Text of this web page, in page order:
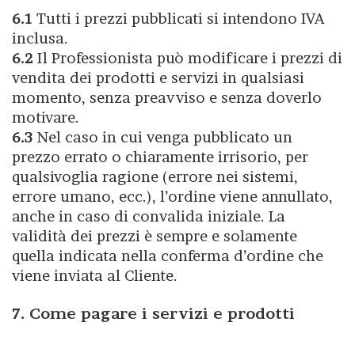
6.1 Tutti i prezzi pubblicati si intendono IVA
inclusa.
6.2 Il Professionista può modificare i prezzi di
vendita dei prodotti e servizi in qualsiasi
momento, senza preavviso e senza doverlo
motivare.
6.3 Nel caso in cui venga pubblicato un
prezzo errato o chiaramente irrisorio, per
qualsivoglia ragione (errore nei sistemi,
errore umano, ecc.), l’ordine viene annullato,
anche in caso di convalida iniziale. La
validità dei prezzi è sempre e solamente
quella indicata nella conferma d’ordine che
viene inviata al Cliente.
7. Come pagare i servizi e prodotti